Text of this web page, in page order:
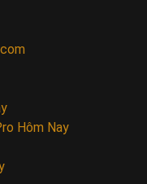
Hôm Nay